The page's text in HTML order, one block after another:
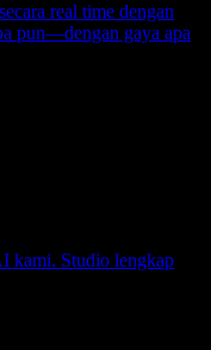
real time dengan
pun—dengan gaya apa
kami. Studio lengkap